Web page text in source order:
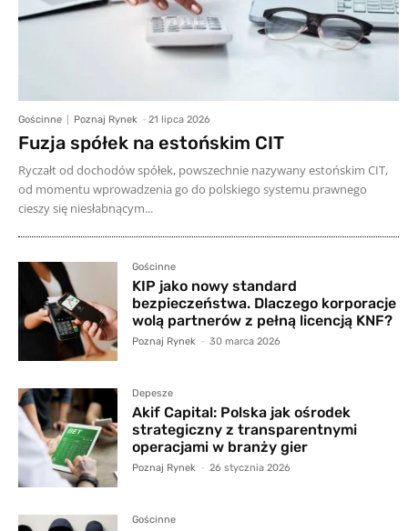
Gościnne Poznaj Rynek - 21 lipca 2026
Fuzja spółek na estońskim CIT
Ryczałt od dochodów spółek, powszechnie nazywany estońskim CIT,
od momentu wprowadzenia go do polskiego systemu prawnego
cieszy się niesłabnącym...
Gościnne
KIP jako nowy standard
bezpieczeństwa. Dlaczego korporacje
wolą partnerów z pełną licencją KNF?
Poznaj Rynek - 30 marca 2026
Depesze
Akif Capital: Polska jak ośrodek
strategiczny z transparentnymi
operacjami w branży gier
Poznaj Rynek - 26 stycznia 2026
Gościnne